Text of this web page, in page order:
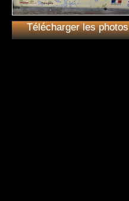
Télécharger les photos